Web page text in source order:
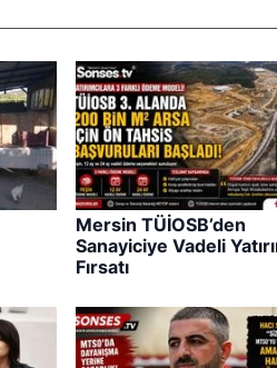
Mersin TÜİOSB’den
Sanayiciye Vadeli
Fırsatı